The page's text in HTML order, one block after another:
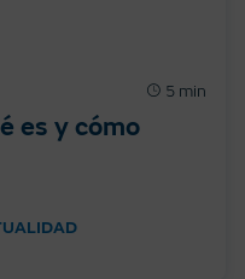
5 min
es y cómo